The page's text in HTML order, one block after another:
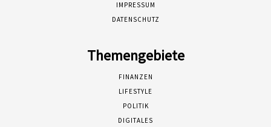
IMPRESSUM
DATENSCHUTZ
Themengebiete
FINANZEN
LIFESTYLE
POLITIK
DIGITALES